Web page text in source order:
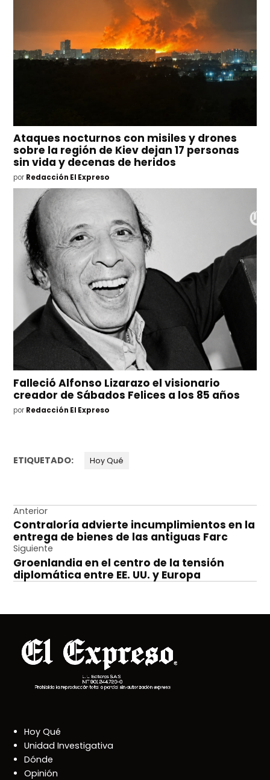
Ataques nocturnos con misiles y drones
sobre la región de Kiev dejan 17 personas
sin vida y decenas de heridos
por Redacción El Expreso
Falleció Alfonso Lizarazo el visionario
creador de Sábados Felices a los 85 años
por Redacción El Expreso
ETIQUETADO: Hoy Qué
Navegación
de
entradas
Anterior
Contraloría advierte incumplimientos en la
entrega de bienes de las antiguas Farc
Siguiente
Groenlandia en el centro de la tensión
diplomática entre EE. UU. y Europa
Hoy Qué
Unidad Investigativa
Dónde
Opinión